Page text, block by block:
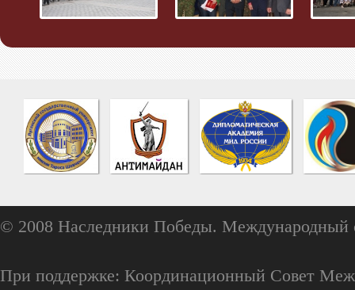
© 2008 Наследники Победы. Международный
При поддержке: Координационный Совет